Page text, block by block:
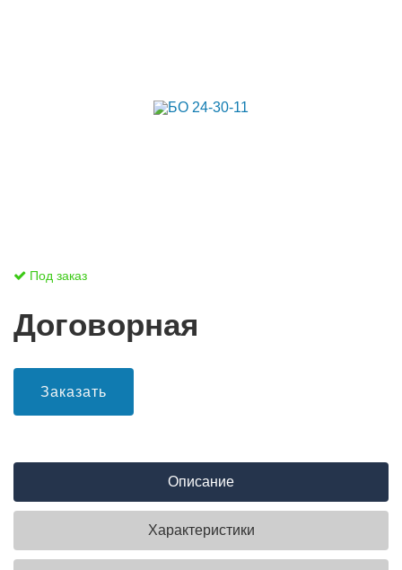
Под заказ
Договорная
Заказать
Описание
Характеристики